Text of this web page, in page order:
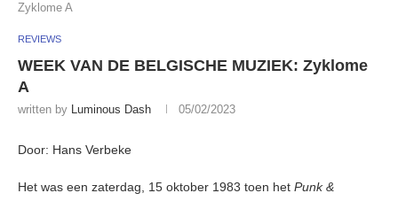
Zyklome A
REVIEWS
WEEK VAN DE BELGISCHE MUZIEK: Zyklome
A
written by Luminous Dash 05/02/2023
Door: Hans Verbeke
Het was een zaterdag, 15 oktober 1983 toen het Punk &